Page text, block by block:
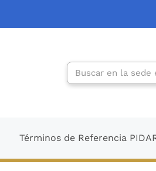
Search
Términos de Referencia